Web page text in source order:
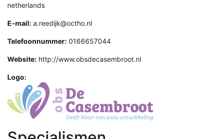
netherlands
E-mail: a.reedijk@octho.nl
Telefoonnummer: 0166657044
Website: http://www.obsdecasembroot.nl
Logo: